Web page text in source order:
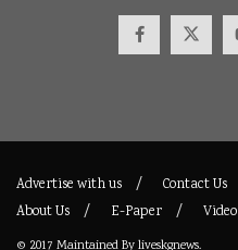
Advertise with us Contact Us
About Us
E-Paper Video